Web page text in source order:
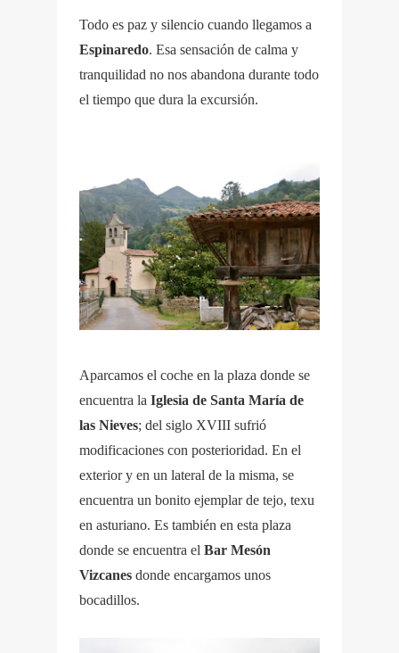
Todo es paz y silencio cuando llegamos a
Espinaredo. Esa sensación de calma y
tranquilidad no nos abandona durante todo
el tiempo que dura la excursión.
Aparcamos el coche en la plaza donde se
encuentra la Iglesia de Santa María de
las Nieves; del siglo XVIII sufrió
modificaciones con posterioridad. En el
exterior y en un lateral de la misma, se
encuentra un bonito ejemplar de tejo, texu
en asturiano. Es también en esta plaza
donde se encuentra el Bar Mesón
Vizcanes donde encargamos unos
bocadillos.